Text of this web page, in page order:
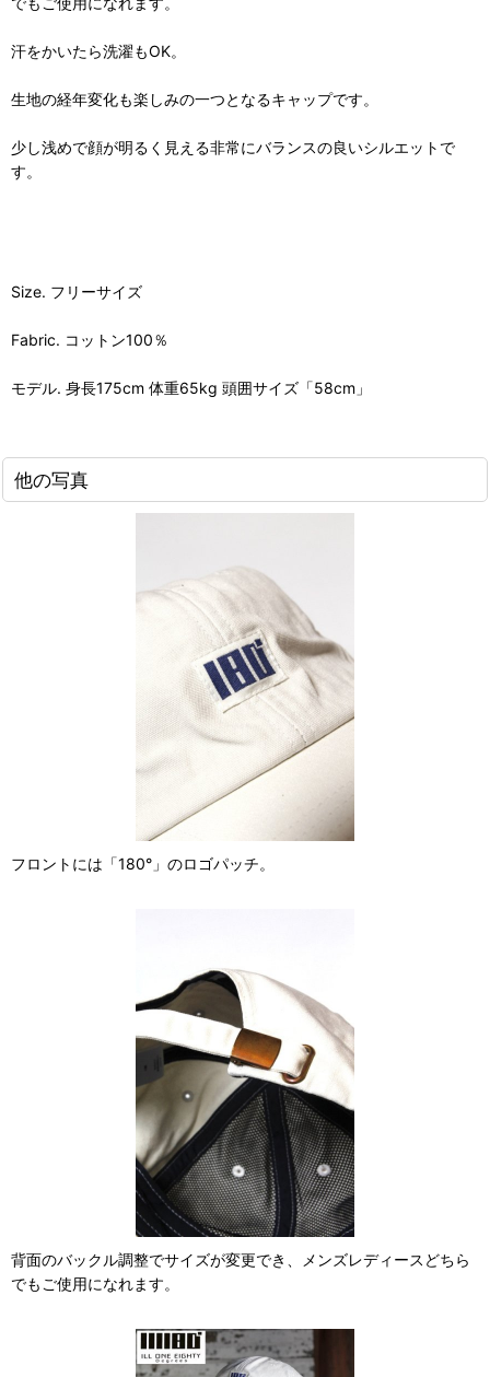
汗をかいたら洗濯もOK。
生地の経年変化も楽しみの一つとなるキャップです。
少し浅めで顔が明るく見える非常にバランスの良いシルエットで
す。
Size. フリーサイズ
Fabric. コットン100％
モデル. 身長175cm 体重65kg 頭囲サイズ「58cm」
他の写真
フロントには「180°」のロゴパッチ。
背面のバックル調整でサイズが変更でき、メンズレディースどちら
でもご使用になれます。